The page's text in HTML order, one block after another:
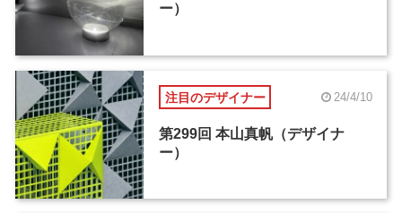
ー）
注目のデザイナー 24/4/10
第299回 本山真帆（デザイナ
ー）